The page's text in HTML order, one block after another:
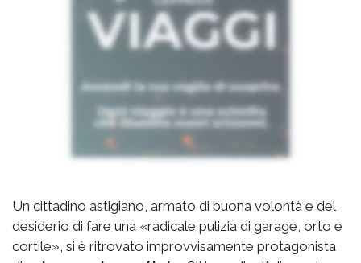
Un cittadino astigiano, armato di buona volontà e del
desiderio di fare una «radicale pulizia di garage, orto e
cortile», si è ritrovato improvvisamente protagonista